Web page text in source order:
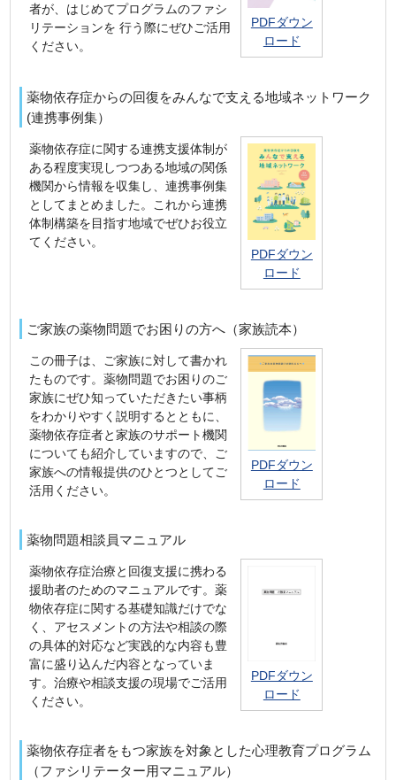
者が、はじめてプログラムのファシ
リテーションを 行う際にぜひご活用
ください。
PDFダウン
ロード
薬物依存症からの回復をみんなで支える地域ネットワーク
(連携事例集）
薬物依存症に関する連携支援体制が
ある程度実現しつつある地域の関係
機関から情報を収集し、連携事例集
としてまとめました。これから連携
体制構築を目指す地域でぜひお役立
てください。
PDFダウン
ロード
ご家族の薬物問題でお困りの方へ（家族読本）
この冊子は、ご家族に対して書かれ
たものです。薬物問題でお困りのご
家族にぜひ知っていただきたい事柄
をわかりやすく説明するとともに、
薬物依存症者と家族のサポート機関
についても紹介していますので、ご
家族への情報提供のひとつとしてご
活用ください。
PDFダウン
ロード
薬物問題相談員マニュアル
薬物依存症治療と回復支援に携わる
援助者のためのマニュアルです。薬
物依存症に関する基礎知識だけでな
く、アセスメントの方法や相談の際
の具体的対応など実践的な内容も豊
富に盛り込んだ内容となっていま
す。治療や相談支援の現場でご活用
ください。
PDFダウン
ロード
薬物依存症者をもつ家族を対象とした心理教育プログラム
（ファシリテーター用マニュアル）